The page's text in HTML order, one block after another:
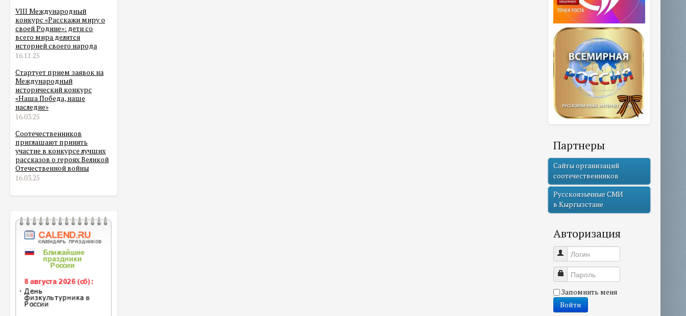
VIII Международный
конкурс «Расскажи миру о
своей Родине»: дети со
всего мира делятся
историей своего народа
16.11.25
Стартует прием заявок на
Международный
исторический конкурс
«Наша Победа, наше
наследие»
16.03.25
Соотечественников
приглашают принять
участие в конкурсе лучших
рассказов о героях Великой
Отечественной войны
16.03.25
Партнеры
Сайты организаций
соотечественников
Русскоязычные СМИ
в Кыргызстане
Авторизация
Логин
Пароль
Запомнить меня
Войти